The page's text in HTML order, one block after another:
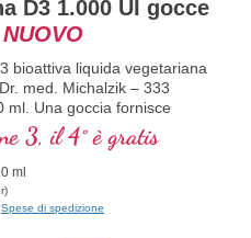
il mantenimento di
contribuisce alla normale
e alla normale
sistema immunitario.
senza ingegneria
una produzione interna
da 25 anni, vegano,
e testato in laboratorio.
medici.
informazioni su Vitamina
D3 1.000 UI gocce
NUOVO
bioattiva liquida vegetariana
med. Michalzik – 333
ml. Una goccia fornisce
vitamina D3. Massima qualità
in olio di cocco MCT
senza pesticidi, per
biodisponibilità. Questa
ottimale supporta il
3, il 4° è gratis
ml
Spese di spedizione